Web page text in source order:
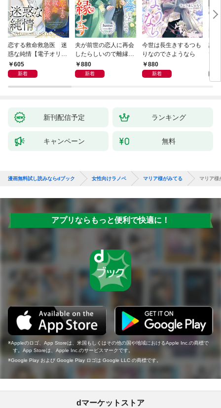
恋する救命救急医 迷
惑な純情【電子オリジ
ナル】
605
新着
夫が前世の恋人に再会
したらしいので離縁し
ます880
新着
今世は長生きするつも
りなのでさようなら
880
新着
話
で
新刊配信予定 ランキング
キャンペーン 無料
漫画無料試し読みならdブック 女性向けラノベ マリア様がみてる マリア
アプリならもっと便利で快適に！
Appleのロゴ、App Storeは、米国もしくはその他の国や地域におけるApple Inc.の商標で
す。App Storeは、Apple Inc.のサービスマークです。
Google Play および Google Play ロゴは Google LLC の商標です。
dマーケットストア